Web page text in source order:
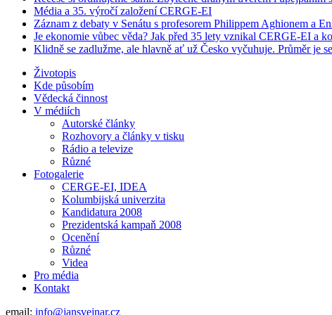
Média a 35. výročí založení CERGE-EI
Záznam z debaty v Senátu s profesorem Philippem Aghionem a
Je ekonomie vůbec věda? Jak před 35 lety vznikal CERGE-EI a
Klidně se zadlužme, ale hlavně ať už Česko vyčuhuje. Průměr je
Životopis
Kde působím
Vědecká činnost
V médiích
Autorské články
Rozhovory a články v tisku
Rádio a televize
Různé
Fotogalerie
CERGE-EI, IDEA
Kolumbijská univerzita
Kandidatura 2008
Prezidentská kampaň 2008
Ocenění
Různé
Videa
Pro média
Kontakt
email: info@jansvejnar.cz